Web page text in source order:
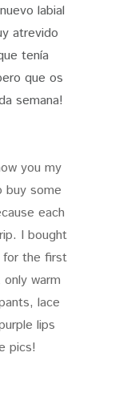
labial
atrevido
tenía
que os
semana!
you my
buy some
each
I bought
for the first
warm
lace
lips
pics!